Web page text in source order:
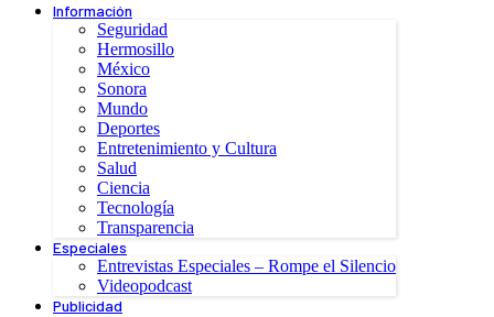
Información
Seguridad
Hermosillo
México
Sonora
Mundo
Deportes
Entretenimiento y Cultura
Salud
Ciencia
Tecnología
Transparencia
Especiales
Entrevistas Especiales – Rompe el Silencio
Videopodcast
Publicidad